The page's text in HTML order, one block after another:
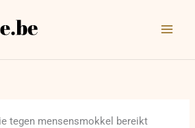
tegen mensensmokkel bereikt